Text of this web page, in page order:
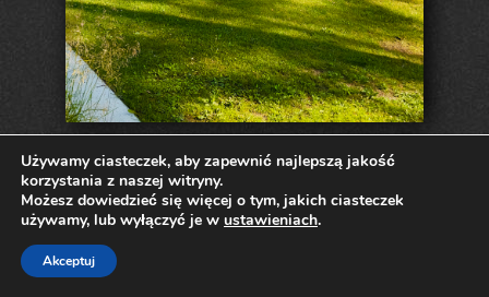
Używamy ciasteczek, aby zapewnić najlepszą jakość
korzystania z naszej witryny.
Możesz dowiedzieć się więcej o tym, jakich ciasteczek
używamy, lub wyłączyć je w ustawieniach.
Akceptuj